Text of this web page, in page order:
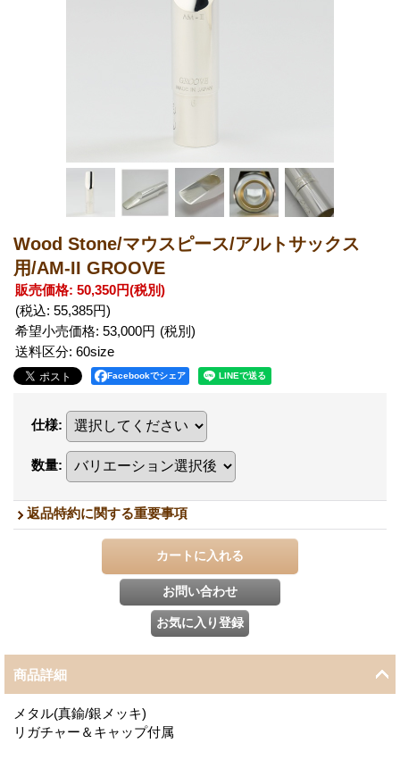
Wood Stone/マウスピース/アルトサックス
用/AM-II GROOVE
販売価格: 50,350円(税別)
(税込: 55,385円)
希望小売価格: 53,000円
送料区分: 60size
Facebookでシェア
仕様:
数量:
返品特約に関する重要事項
商品詳細
メタル(真鍮/銀メッキ)
リガチャー＆キャップ付属